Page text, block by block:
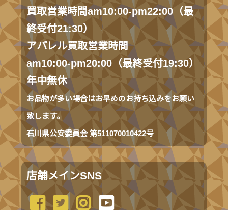
買取営業時間am10:00-pm22:00（最
終受付21:30）
アパレル買取営業時間
am10:00-pm20:00（最終受付19:30）
年中無休
お品物が多い場合はお早めのお持ち込みをお願い
致します。
石川県公安委員会 第511070010422号
店舗メインSNS